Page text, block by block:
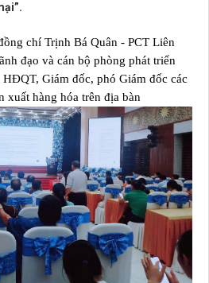
chí Trịnh Bá Quân - PCT Liên
đạo và cán bộ phòng phát triển
HĐQT, Giám đốc, phó Giám đốc các
xuất hàng hóa trên địa bàn